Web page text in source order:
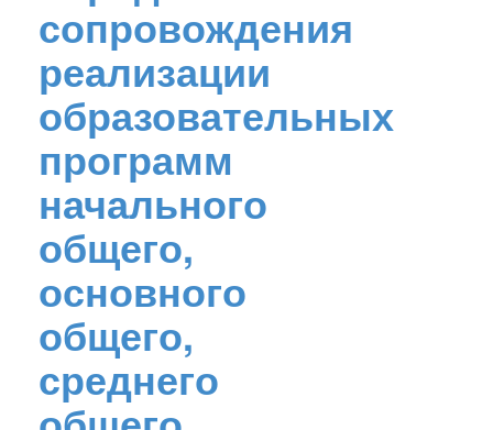
сопровождения
реализации
образовательных
программ
начального
общего,
основного
общего,
среднего